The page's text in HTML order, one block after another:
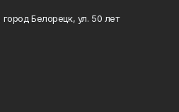
Белорецк, ул. 50 лет